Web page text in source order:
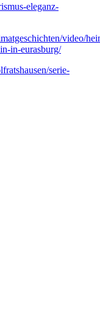
eleganz-
video/
in-eurasburg/
serie-